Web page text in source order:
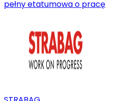
pełny etatumowa o pracę